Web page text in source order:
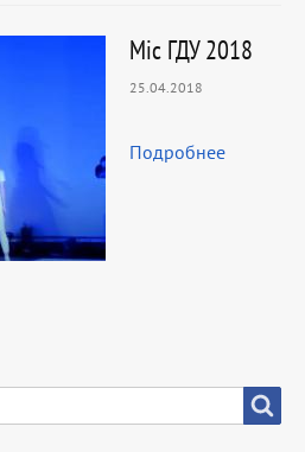
Міс ГДУ 2018
25.04.2018
Подробнее